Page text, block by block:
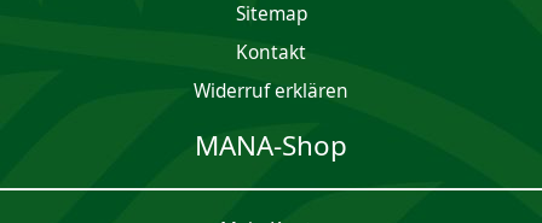
Sitemap
Kontakt
Widerruf erklären
MANA-Shop